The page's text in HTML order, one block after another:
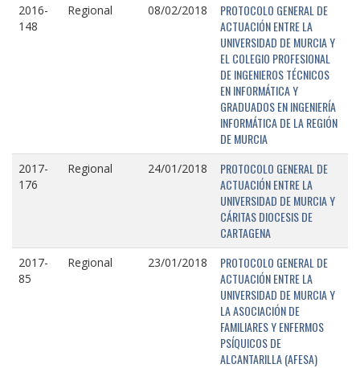
2016-
148
Regional 08/02/2018
PROTOCOLO GENERAL DE
ACTUACIÓN ENTRE LA
UNIVERSIDAD DE MURCIA Y
EL COLEGIO PROFESIONAL
DE INGENIEROS TÉCNICOS
EN INFORMÁTICA Y
GRADUADOS EN INGENIERÍA
INFORMÁTICA DE LA REGIÓN
DE MURCIA
2017-
176
Regional 24/01/2018
PROTOCOLO GENERAL DE
ACTUACIÓN ENTRE LA
UNIVERSIDAD DE MURCIA Y
CÁRITAS DIOCESIS DE
CARTAGENA
2017-
85
Regional 23/01/2018
PROTOCOLO GENERAL DE
ACTUACIÓN ENTRE LA
UNIVERSIDAD DE MURCIA Y
LA ASOCIACIÓN DE
FAMILIARES Y ENFERMOS
PSÍQUICOS DE
ALCANTARILLA (AFESA)